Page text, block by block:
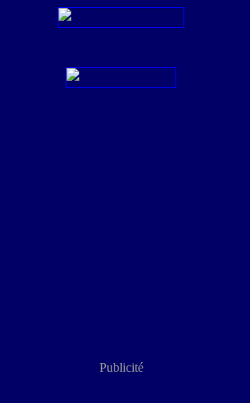
Publicité